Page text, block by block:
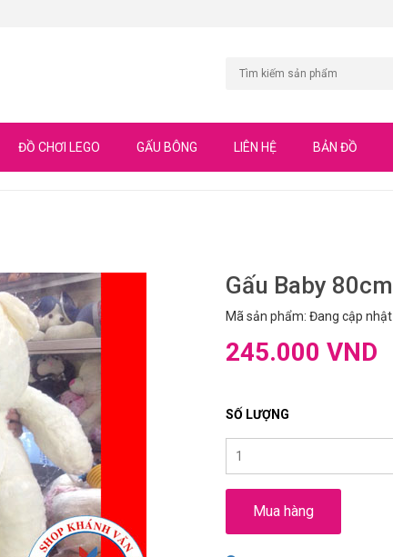
ĐỒ CHƠI LEGO GẤU BÔNG LIÊN HỆ BẢN ĐỒ
Gấu Baby 80cm
Mã sản phẩm: Đang cập nhật
245.000 VND
SỐ LƯỢNG
Mua hàng